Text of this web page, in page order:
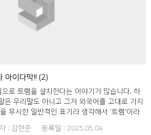
들의 의견과 거리 홍보 활동을 하며 만난 부산
프바'와 '오마카세'의 다듬은 말을 마련한 결과
카세 → 맡김 차림, 제철 차림, 특제 상차림 셀프
아이다막!! (2)
로 트램을 설치한다는 이야기가 많습니다. 하
은 우리말도 아니고 그저 외국어를 고대로 가지
무시한 일반적인 표기라 생각해서 '트램'이라
: 김현준 등록일 : 2025.05.04